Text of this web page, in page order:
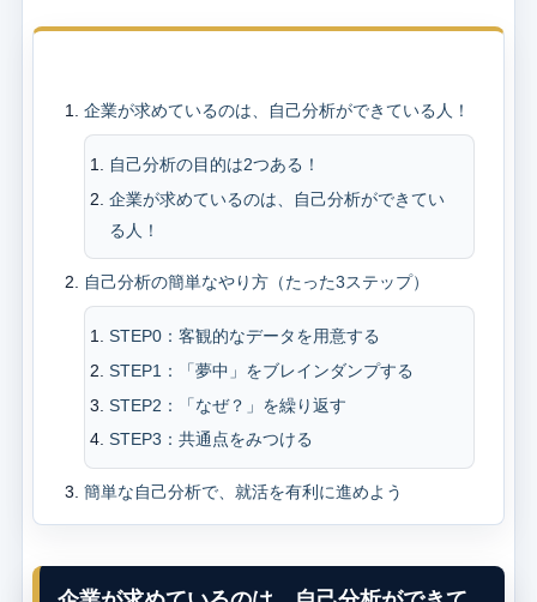
企業が求めているのは、自己分析ができている人！
自己分析の目的は2つある！
企業が求めているのは、自己分析ができてい
る人！
自己分析の簡単なやり方（たった3ステップ）
STEP0：客観的なデータを用意する
STEP1：「夢中」をブレインダンプする
STEP2：「なぜ？」を繰り返す
STEP3：共通点をみつける
簡単な自己分析で、就活を有利に進めよう